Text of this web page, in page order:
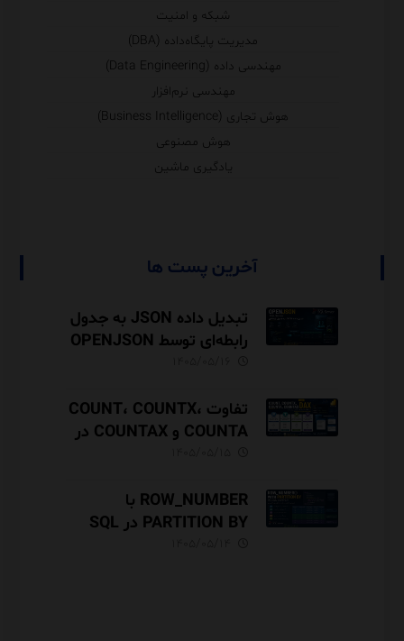
شبکه و امنیت
مدیریت پایگاه‌داده (DBA)
مهندسی داده (Data Engineering)
مهندسی نرم‌افزار
هوش تجاری (Business Intelligence)
هوش مصنوعی
یادگیری ماشین
آخرین پست ها
تبدیل داده JSON به جدول
رابطه‌ای توسط OPENJSON
تفاوت COUNT، COUNTX،
COUNTA و COUNTAX در
ROW_NUMBER با
PARTITION BY در SQL